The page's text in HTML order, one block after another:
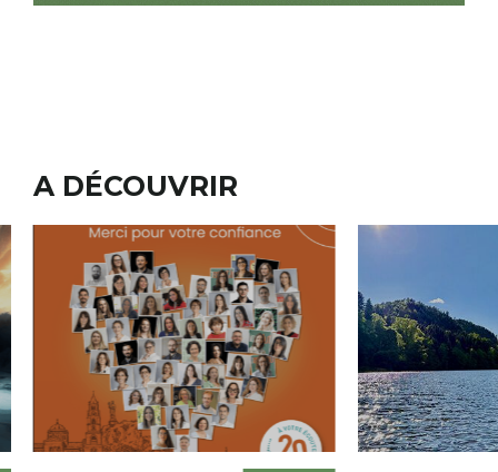
A DÉCOUVRIR